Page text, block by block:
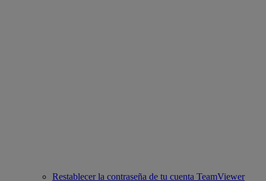
Restablecer la contraseña de tu cuenta TeamViewer